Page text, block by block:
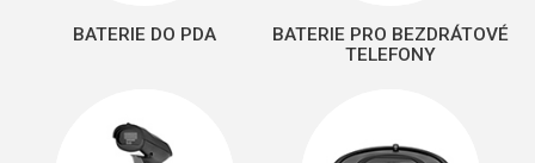
BATERIE DO PDA
BATERIE PRO BEZDRÁTOVÉ
TELEFONY